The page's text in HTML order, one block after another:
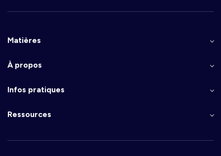
Matières
À propos
Infos pratiques
Ressources